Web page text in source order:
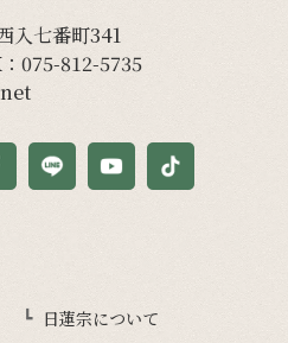
入七番町341
075-812-5735
日蓮宗について